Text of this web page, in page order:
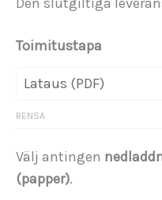
Toimitustapa
RENSA
Välj antingen
(papper).